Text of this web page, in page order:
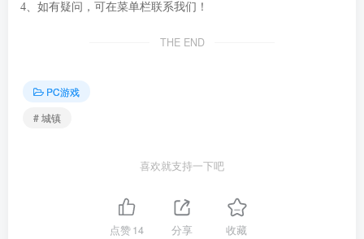
4、如有疑问，可在菜单栏联系我们！
THE END
PC游戏
# 城镇
喜欢就支持一下吧
点赞14 分享 收藏